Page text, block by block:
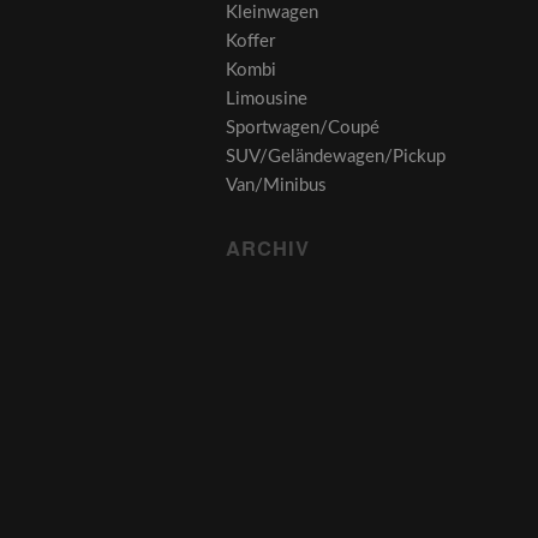
Kleinwagen
Koffer
Kombi
Limousine
Sportwagen/Coupé
SUV/Geländewagen/Pickup
Van/Minibus
ARCHIV